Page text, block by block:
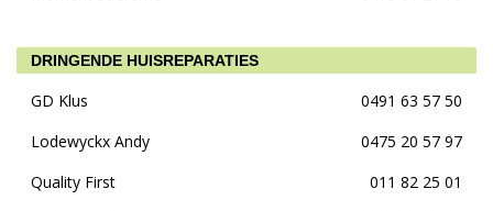
DRINGENDE HUISREPARATIES
GD Klus
0491 63 57 50
Lodewyckx Andy
0475 20 57 97
Quality First
011 82 25 01